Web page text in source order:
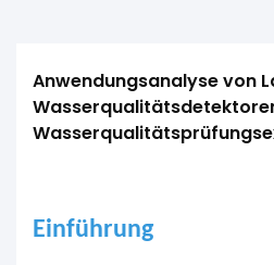
Anwendungsanalyse von
Einführung